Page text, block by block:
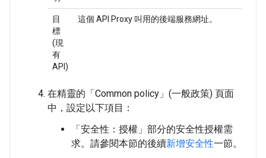
目
標
(現
有
API)
這個 API Proxy 叫用的後端服務網址。
在精靈的「Common policy」(一般政策) 頁面
中，設定以下項目：
「安全性：授權」 部分的安全性授權需
求。請參閱本節的後續新增安全性一節。